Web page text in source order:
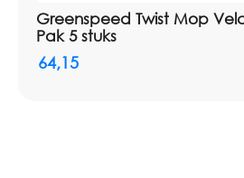
Greenspeed Twist Mop
Pak 5 stuks
64,15